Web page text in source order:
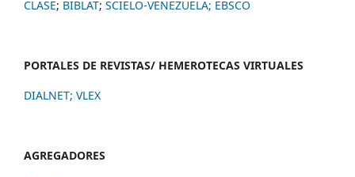
CLASE; BIBLAT; SCIELO-VENEZUELA; EBSCO
PORTALES DE REVISTAS/ HEMEROTECAS VIRTUALES
DIALNET; VLEX
AGREGADORES